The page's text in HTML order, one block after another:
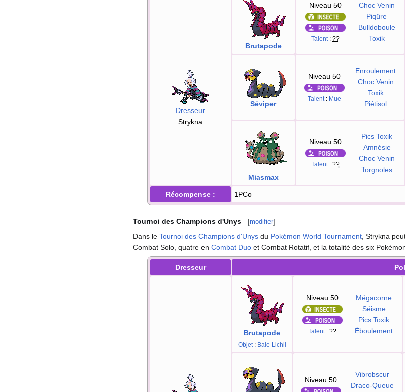
Dresseur
Strykna
Brutapode
Niveau 50
Talent : ??
Choc Venin
Piqûre
Bulldoboule
Toxik
Séviper
Niveau 50
Talent : Mue
Enroulement
Choc Venin
Toxik
Piétisol
Miasmax
Niveau 50
Talent : ??
Pics Toxik
Amnésie
Choc Venin
Torgnoles
Récompense : 1PCo
Tournoi des Champions d'Unys [modifier]
Dans le Tournoi des Champions d'Unys du Pokémon World Tournament , Strykna
Combat Solo, quatre en Combat Duo et Combat Rotatif, et la totalité des six
Dresseur
Brutapode
Objet : Baie Lichii
Niveau 50
Talent : ??
Mégacorne
Séisme
Pics Toxik
Éboulement
Niveau 50
Vibrobscur
Draco-Queue